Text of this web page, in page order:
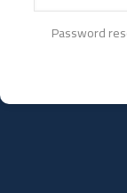
Password